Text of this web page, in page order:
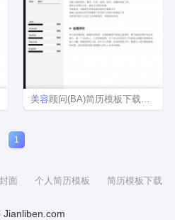
美容顾问(BA)简历模板下载word格式
1
面 个人简历模板 简历模板下载